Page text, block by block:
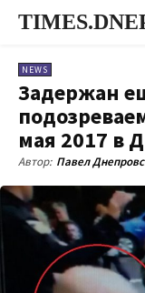
NEWS
Задержан
мая 2017 в
Автор: Павел